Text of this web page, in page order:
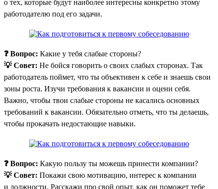
о тех, которые будут наиболее интересны конкретно этому
работодателю под его задачи.
❓ Вопрос: Какие у тебя слабые стороны?
💡 Совет: Не бойся говорить о своих слабых сторонах. Так
работодатель поймет, что ты объективен к себе и знаешь свои
зоны роста. Изучи требования к вакансии и оцени себя.
Важно, чтобы твои слабые стороны не касались основных
требований к вакансии. Обязательно отметь, что ты делаешь,
чтобы прокачать недостающие навыки.
❓ Вопрос: Какую пользу ты можешь принести компании?
💡 Совет: Покажи свою мотивацию, интерес к компании
и должности. Расскажи про свой опыт, как он поможет тебе